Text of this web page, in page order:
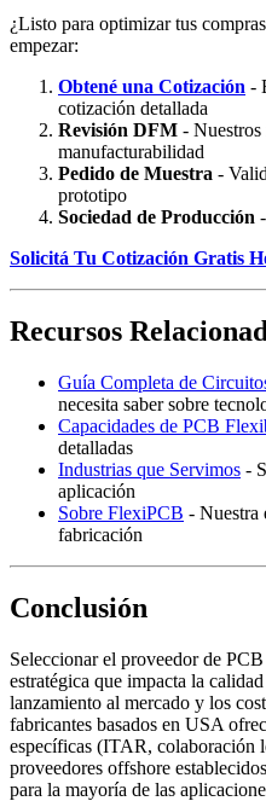
¿Listo para optimizar tus
empezar:
Obtené una Cotización -
cotización detallada
Revisión DFM - Nuestros
manufacturabilidad
Pedido de Muestra -
prototipo
Sociedad de Producción
Solicitá Tu Cotización Gratis
Recursos
Guía Completa de
necesita saber sobre
Capacidades de PCB
detalladas
Industrias que Servimos -
aplicación
Sobre FlexiPCB - Nuestra
fabricación
Conclusión
Seleccionar el proveedor de
estratégica que impacta la
lanzamiento al mercado y los
fabricantes basados en USA
específicas (ITAR, colaboración
proveedores offshore
para la mayoría de las